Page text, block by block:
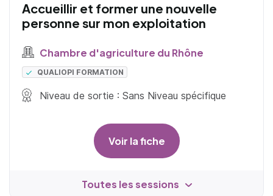
Accueillir et former une nouvelle
personne sur mon exploitation
Chambre d'agriculture du Rhône
QUALIOPI FORMATION
Niveau de sortie : Sans Niveau spécifique
Voir la fiche
Toutes les sessions